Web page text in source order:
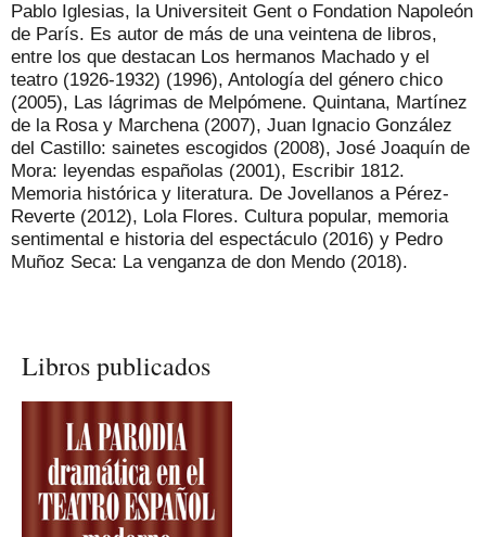
Pablo Iglesias, la Universiteit Gent o Fondation Napoleón
de París. Es autor de más de una veintena de libros,
entre los que destacan Los hermanos Machado y el
teatro (1926-1932) (1996), Antología del género chico
(2005), Las lágrimas de Melpómene. Quintana, Martínez
de la Rosa y Marchena (2007), Juan Ignacio González
del Castillo: sainetes escogidos (2008), José Joaquín de
Mora: leyendas españolas (2001), Escribir 1812.
Memoria histórica y literatura. De Jovellanos a Pérez-
Reverte (2012), Lola Flores. Cultura popular, memoria
sentimental e historia del espectáculo (2016) y Pedro
Muñoz Seca: La venganza de don Mendo (2018).
Libros publicados